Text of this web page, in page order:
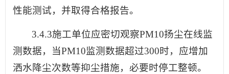
性能测试，并取得合格报告。
3.4.3施工单位应密切观察PM10扬尘在线监
测数据，当PM10监测数据超过300时，应增加
洒水降尘次数等抑尘措施，必要时停工整顿。